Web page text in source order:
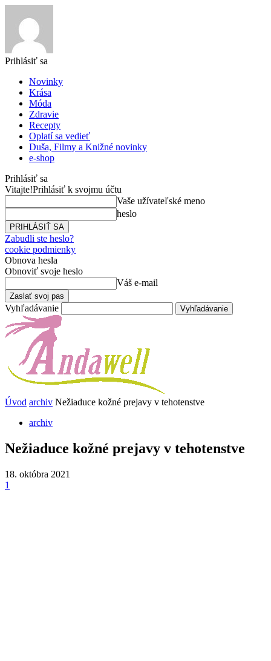
Prihlásiť sa
Novinky
Krása
Móda
Zdravie
Recepty
Oplatí sa vedieť
Duša, Filmy a Knižné novinky
e-shop
Prihlásiť sa
Vitajte!Prihlásiť k svojmu účtu
Vaše užívateľské meno
heslo
Zabudli ste heslo?
cookie podmienky
Obnova hesla
Obnoviť svoje heslo
Váš e-mail
Vyhľadávanie
Úvod archiv Nežiaduce kožné prejavy v tehotenstve
archiv
Nežiaduce kožné prejavy v tehotenstve
18. októbra 2021
1